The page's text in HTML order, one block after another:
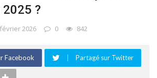
?
2026 0 842
Facebook Partagé sur Twitter